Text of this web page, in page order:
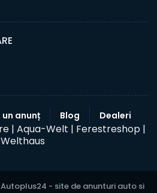
anunț Blog Dealeri
| Aqua-Welt | Ferestreshop |
Welthaus
- site de anunturi auto si